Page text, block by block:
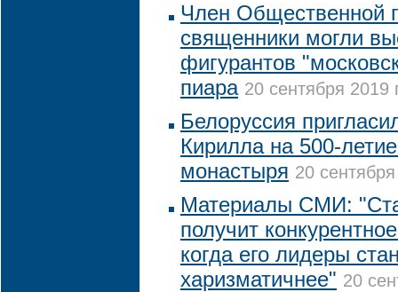
Член Общественной
священники могли
фигурантов
пиара 20 сентября 2019
Белоруссия
Кирилла на 500-
монастыря 20
Материалы СМИ:
получит
когда его лидеры
харизматичнее" 20